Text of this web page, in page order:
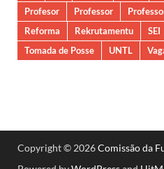
Profesor
Professor
Reforma
Rekrutamentu SEI
Tomada de Posse
UNTL
Copyright © 2026Comissão da